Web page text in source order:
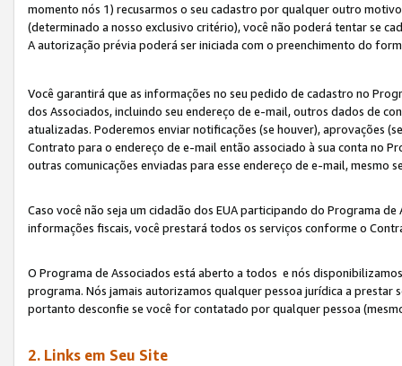
momento nós 1) recusarmos o seu cadastro por qualquer outro
(determinado a nosso exclusivo critério), você não poderá tentar se
A autorização prévia poderá ser iniciada com o preenchimento do
Você garantirá que as informações no seu pedido de cadastro no
dos Associados, incluindo seu endereço de e-mail, outros dados de
atualizadas. Poderemos enviar notificações (se houver), aprovações
Contrato para o endereço de e-mail então associado à sua conta no
outras comunicações enviadas para esse endereço de e-mail,
Caso você não seja um cidadão dos EUA participando do Programa
informações fiscais, você prestará todos os serviços conforme o
O Programa de Associados está aberto a todos e nós
programa. Nós jamais autorizamos qualquer pessoa jurídica a
portanto desconfie se você for contatado por qualquer pessoa
2. Links em Seu Site